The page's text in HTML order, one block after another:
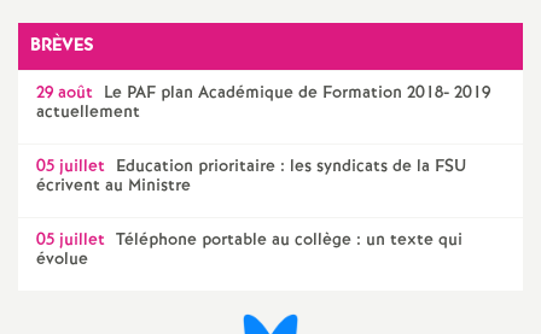
o
n
d
d
BRÈVES
29 août Le PAF plan Académique de Formation 2018- 2019
actuellement
05 juillet Education prioritaire : les syndicats de la FSU
écrivent au Ministre
05 juillet Téléphone portable au collège : un texte qui
évolue